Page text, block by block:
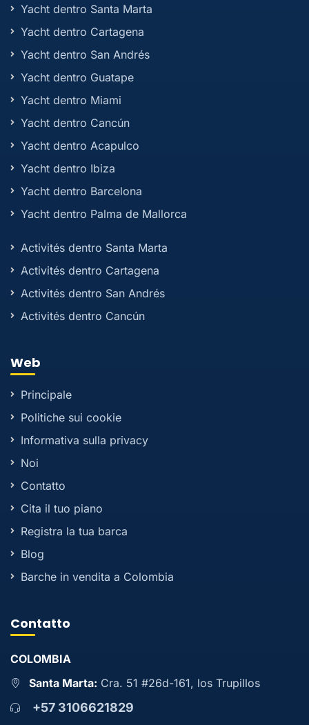
Yacht dentro Santa Marta
Yacht dentro Cartagena
Yacht dentro San Andrés
Yacht dentro Guatape
Yacht dentro Miami
Yacht dentro Cancún
Yacht dentro Acapulco
Yacht dentro Ibiza
Yacht dentro Barcelona
Yacht dentro Palma de Mallorca
Activités dentro Santa Marta
Activités dentro Cartagena
Activités dentro San Andrés
Activités dentro Cancún
Web
Principale
Politiche sui cookie
Informativa sulla privacy
Noi
Contatto
Cita il tuo piano
Registra la tua barca
Blog
Barche in vendita a Colombia
Contatto
COLOMBIA
Santa Marta: Cra. 51 #26d-161, los Trupillos
+57 3106621829